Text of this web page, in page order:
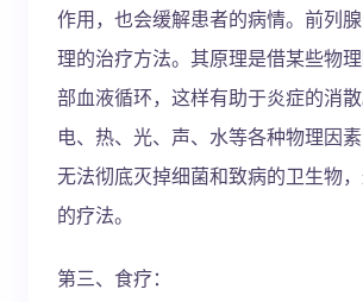
作用，也会缓解患者的病情。前列
理的治疗方法。其原理是借某些物
部血液循环，这样有助于炎症的消
电、热、光、声、水等各种物理因
无法彻底灭掉细菌和致病的卫生物
的疗法。
第三、食疗：